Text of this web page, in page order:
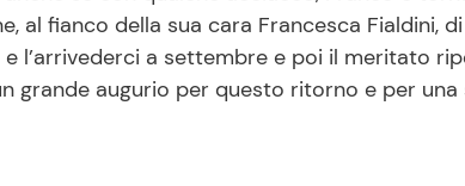
al fianco della sua cara Francesca Fialdini,
l’arrivederci a settembre e poi il meritato
grande augurio per questo ritorno e per una